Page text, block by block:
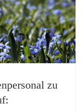
zu